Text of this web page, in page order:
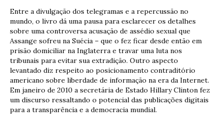
Entre a divulgação dos telegramas e a repercussão no
mundo, o livro dá uma pausa para esclarecer os detalhes
sobre uma controversa acusação de assédio sexual que
Assange sofreu na Suécia – que o fez ficar desde então em
prisão domiciliar na Inglaterra e travar uma luta nos
tribunais para evitar sua extradição. Outro aspecto
levantado diz respeito ao posicionamento contraditório
americano sobre liberdade de informação na era da Internet.
Em janeiro de 2010 a secretária de Estado Hillary Clinton fez
um discurso ressaltando o potencial das publicações digitais
para a transparência e a democracia mundial.